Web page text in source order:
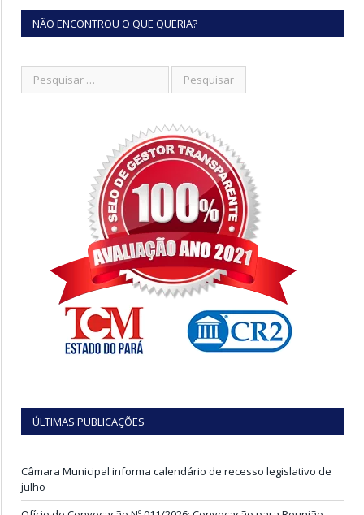
NÃO ENCONTROU O QUE QUERIA?
ÚLTIMAS PUBLICAÇÕES
Câmara Municipal informa calendário de recesso legislativo de
julho